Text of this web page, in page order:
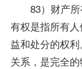
83）财产所
有权是指所有
益和处分的权
关系，是完全的